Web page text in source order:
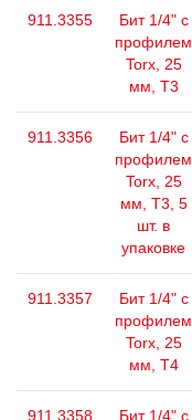
911.3355
Бит 1/4" с
профилем
Torx, 25
мм, Т3
911.3356
Бит 1/4" с
профилем
Torx, 25
мм, Т3, 5
шт. в
упаковке
911.3357
Бит 1/4" с
профилем
Torx, 25
мм, Т4
911.3358
Бит 1/4" с